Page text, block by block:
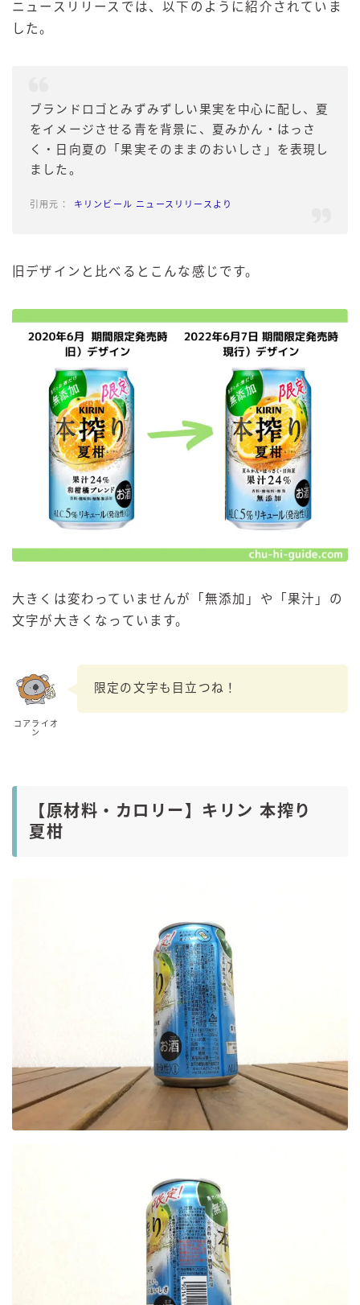
ニュースリリースでは、以下のように紹介されていま
した。
ブランドロゴとみずみずしい果実を中心に配し、夏
をイメージさせる青を背景に、夏みかん・はっさ
く・日向夏の「果実そのままのおいしさ」を表現し
ました。
キリンビール ニュースリリースより
旧デザインと比べるとこんな感じです。
大きくは変わっていませんが「無添加」や「果汁」の
文字が大きくなっています。
コアライオ
ン
限定の文字も目立つね！
【原材料・カロリー】キリン 本搾り
夏柑